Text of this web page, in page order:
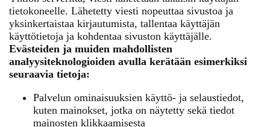
tietokoneelle. Lähetetty viesti nopeuttaa sivustoa ja
yksinkertaistaa kirjautumista, tallentaa käyttäjän
käyttötietoja ja kohdentaa sivuston käyttäjälle.
Evästeiden ja muiden mahdollisten
analyysiteknologioiden avulla kerätään esimerkiksi
seuraavia tietoja:
Palvelun ominaisuuksien käyttö- ja selaustiedot,
kuten mainokset, jotka on näytetty sekä tiedot
mainosten klikkaamisesta